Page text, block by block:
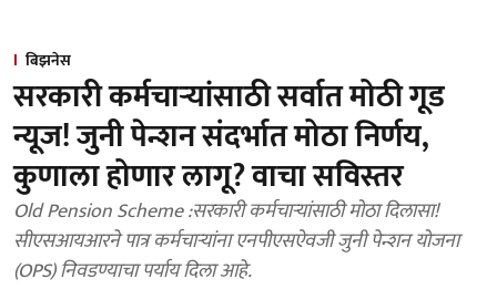
बिझनेस
सरकारी कर्मचाऱ्यांसाठी सर्वात मोठी गूड
न्यूज! जुनी पेन्शन संदर्भात मोठा निर्णय,
कुणाला होणार लागू? वाचा सविस्तर
Old Pension Scheme :सरकारी कर्मचाऱ्यांसाठी मोठा दिलासा!
सीएसआयआरने पात्र कर्मचाऱ्यांना एनपीएसऐवजी जुनी पेन्शन योजना
(OPS) निवडण्याचा पर्याय दिला आहे.